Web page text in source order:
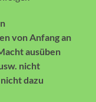
von Anfang an
ausüben
nicht
dazu